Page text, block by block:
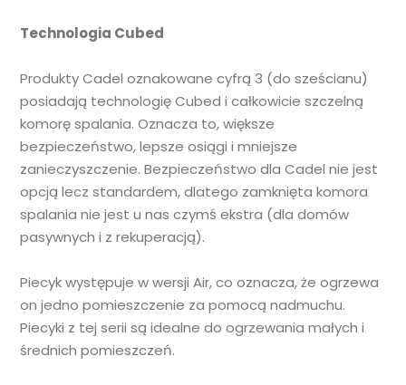
Technologia Cubed
Produkty Cadel oznakowane cyfrą 3 (do sześcianu)
posiadają technologię Cubed i całkowicie szczelną
komorę spalania. Oznacza to, większe
bezpieczeństwo, lepsze osiągi i mniejsze
zanieczyszczenie. Bezpieczeństwo dla Cadel nie jest
opcją lecz standardem, dlatego zamknięta komora
spalania nie jest u nas czymś ekstra (dla domów
pasywnych i z rekuperacją).
Piecyk występuje w wersji Air, co oznacza, że ogrzewa
on jedno pomieszczenie za pomocą nadmuchu.
Piecyki z tej serii są idealne do ogrzewania małych i
średnich pomieszczeń.